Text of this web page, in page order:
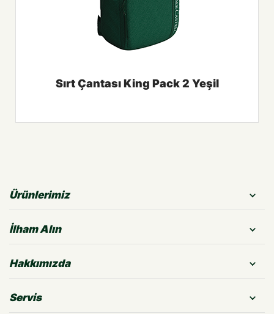
Sırt Çantası King Pack 2 Yeşil
Ürünlerimiz
İlham Alın
Hakkımızda
Servis